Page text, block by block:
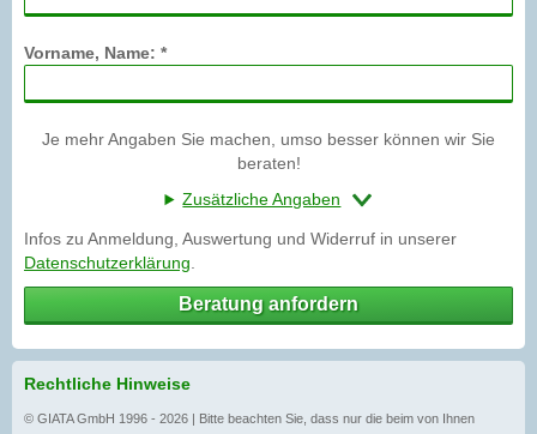
Vorname, Name: *
Je mehr Angaben Sie machen, umso besser können wir Sie
beraten!
Zusätzliche Angaben
Infos zu Anmeldung, Auswertung und Widerruf in unserer
Datenschutzerklärung
Beratung anfordern
Rechtliche Hinweise
© GIATA GmbH 1996 - 2026 | Bitte beachten Sie, dass nur die beim von Ihnen